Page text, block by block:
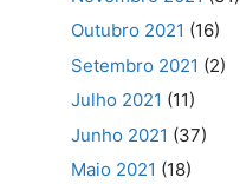
Outubro 2021 (16)
Setembro 2021 (2)
Julho 2021 (11)
Junho 2021 (37)
Maio 2021 (18)